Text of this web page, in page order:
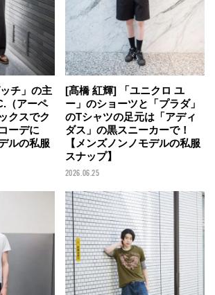
チ」の主
（アーペ
クスでク
ーデに
ルの私服
[髙橋 紅輝] 「ユニクロ ユ
ー」のショーツと「プラダ」
のTシャツの足元は「アディ
ダス」の黒スニーカーで！
【メンズノンノモデルの私服
スナップ】
2026.06.25